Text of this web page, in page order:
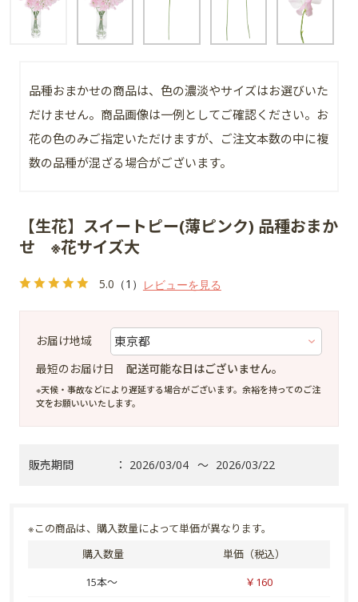
【生花】スイートピー(薄ピンク) 品種おまか
せ ※花サイズ大
お届け地域
最短のお届け日
配送可能な日はございません。
※天候・事故などにより遅延する場合がございます。余裕を持ってのご注
文をお願いいいたします。
品種おまかせの商品は、色の濃淡やサイズはお選びいた
だけません。商品画像は一例としてご確認ください。お
花の色のみご指定いただけますが、ご注文本数の中に複
数の品種が混ざる場合がございます。
販売期間 ： 2026/03/04 ～ 2026/03/22
※この商品は、購入数量によって単価が異なります。
購入数量
単価（税込）
15本～
￥160
5.0 （1） レビューを見る